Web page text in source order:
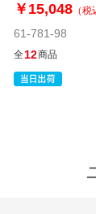
￥15,048 （税
61-781-98
全12商品